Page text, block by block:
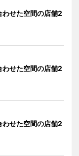
せた空間の店舗2
せた空間の店舗2
せた空間の店舗2